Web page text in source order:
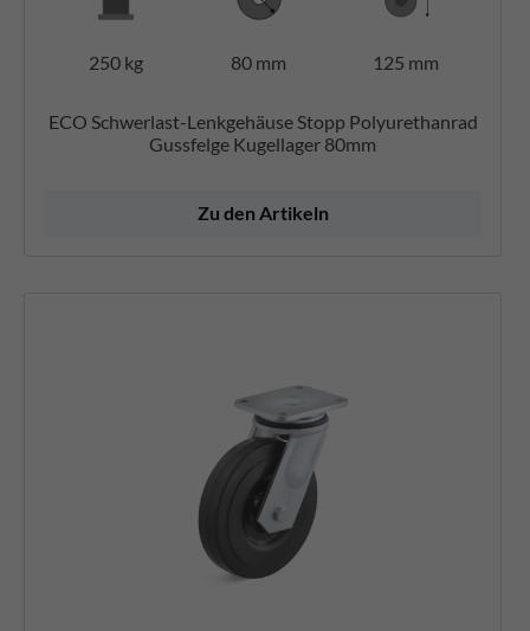
250 kg 80 mm 125 mm
ECO Schwerlast-Lenkgehäuse Stopp Polyurethanrad
Gussfelge Kugellager 80mm
Zu den Artikeln